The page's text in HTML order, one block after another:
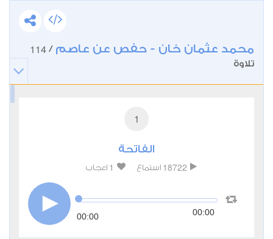
محمد عثمان خان - حفص عن عاصم /
114
تلاوة
1
الفاتحة
18722 استماع 1 اعجاب
00:00 00:00